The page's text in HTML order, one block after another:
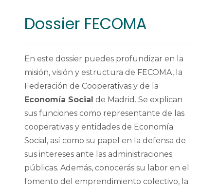
Dossier FECOMA
En este dossier puedes profundizar en la
misión, visión y estructura de FECOMA, la
Federación de Cooperativas y de la
Economía Social de Madrid. Se explican
sus funciones como representante de las
cooperativas y entidades de Economía
Social, así como su papel en la defensa de
sus intereses ante las administraciones
públicas. Además, conocerás su labor en el
fomento del emprendimiento colectivo, la